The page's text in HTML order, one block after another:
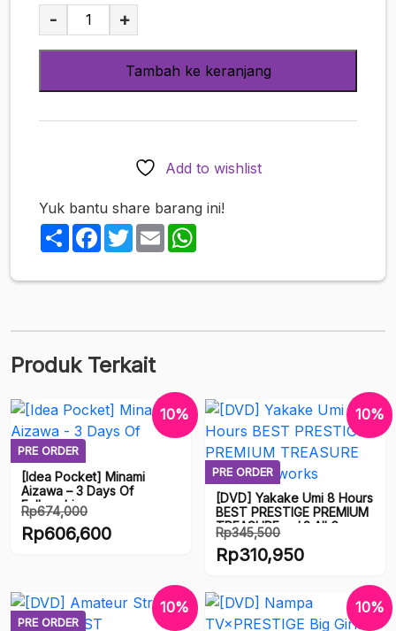
Kuantitas
[Idea
Pocket]
Minami
Limit
Breakthrough
- +
Tambah ke keranjang
Add to wishlist
Yuk bantu share barang ini!
ShareFacebook
TwitterEmail
Produk Terkait
PRE ORDER
10%
[Idea Pocket] Minami
Aizawa – 3 Days Of
Fellowship
Rp674,000
Harga
Rp674,000.
Rp606,600
ini
adalah:
PRE ORDER
10%
[DVD] Yakake Umi 8 Hours
BEST PRESTIGE PREMIUM
TREASURE vol.3 All 6
works
Rp345,500
Harga
adalah:
Rp345,500.
Rp310,950
saat
ini
PRE ORDER
10% 10%